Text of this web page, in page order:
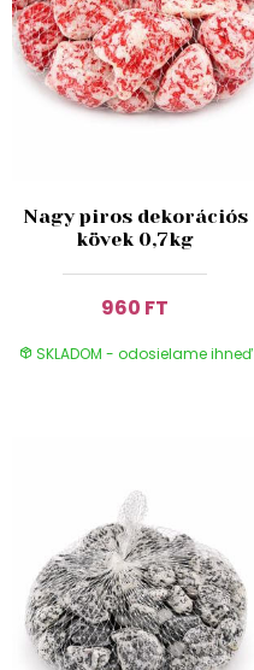
Nagy piros dekorációs
kövek 0,7kg
960 FT
SKLADOM - odosielame ihneď